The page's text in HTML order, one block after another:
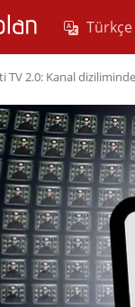
Türkçe
TV 2.0: Kanal